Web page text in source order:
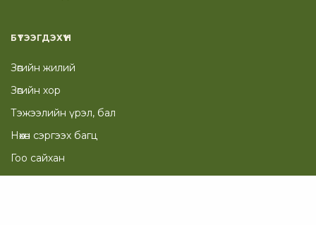
БҮТЭЭГДЭХҮҮН
Зөгийн жилий
Зөгийн хор
Тэжээлийн үрэл, бал
Нөхөн сэргээх багц
Гоо сайхан